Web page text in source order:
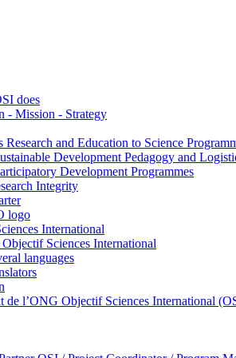
does
- Mission - Strategy
Research and Education to Science
Development Pedagogy and
Development Programmes
Integrity
logo
International
Sciences International
languages
de l’ONG Objectif Sciences International